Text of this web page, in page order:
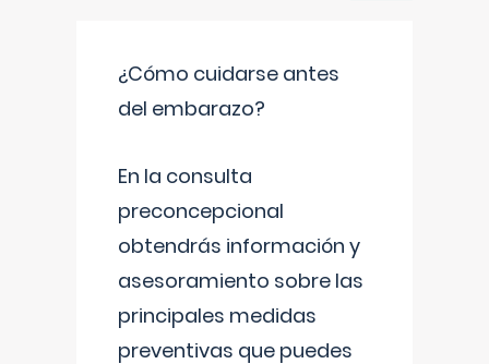
¿Cómo cuidarse antes
del embarazo?
En la consulta
preconcepcional
obtendrás información y
asesoramiento sobre las
principales medidas
preventivas que puedes